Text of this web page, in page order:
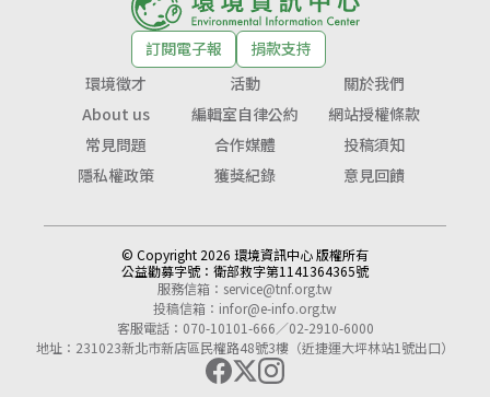
訂閱電子報
捐款支持
環境徵才
活動
關於我們
About us
編輯室自律公約
網站授權條款
常見問題
合作媒體
投稿須知
隱私權政策
獲獎紀錄 意見回饋
© Copyright 2026 環境資訊中心 版權所有
公益勸募字號： 衛部救字第1141364365號
服務信箱： service@tnf.org.tw
投稿信箱： infor@e-info.org.tw
客服電話：070-10101-666／02-2910-6000
地址：231023新北市新店區民權路48號3樓（近捷運大坪林站1號出口）